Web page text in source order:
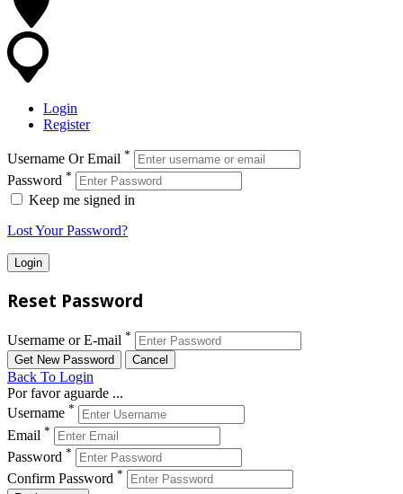
Login
Register
Username Or Email *
Password *
Keep me signed in
Lost Your Password?
Reset Password
Username or E-mail *
Back To Login
Por favor aguarde ...
Username *
Email *
Password *
Confirm Password *